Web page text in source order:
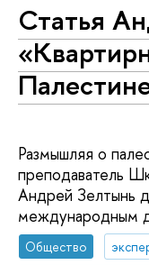
Статья
Размышляя о
преподаватель
Андрей Зелтынь
международным
Общество